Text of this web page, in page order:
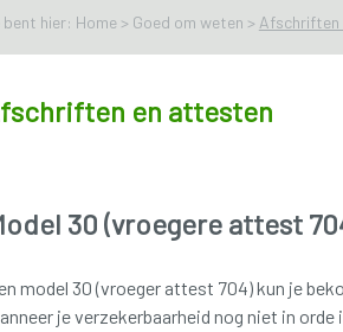
bent hier: Home > Goed om weten >
en attesten
30 (vroegere attest
model 30 (vroeger attest 704) kun je
je verzekerbaarheid nog niet in